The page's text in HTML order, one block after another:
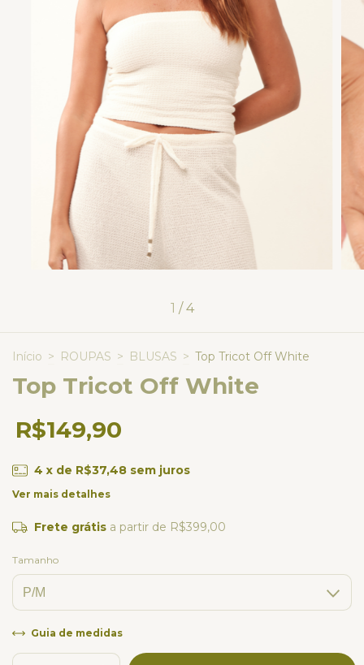
1 /4
Início > ROUPAS > BLUSAS > Top Tricot Off White
Top Tricot Off White
R$149,90
4 x de R$37,48 sem juros
Ver mais detalhes
Frete grátis a partir de R$399,00
Tamanho
Guia de medidas